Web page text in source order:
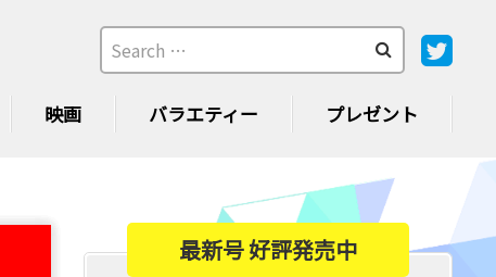
映画 バラエティー プレゼント
最新号 好評発売中